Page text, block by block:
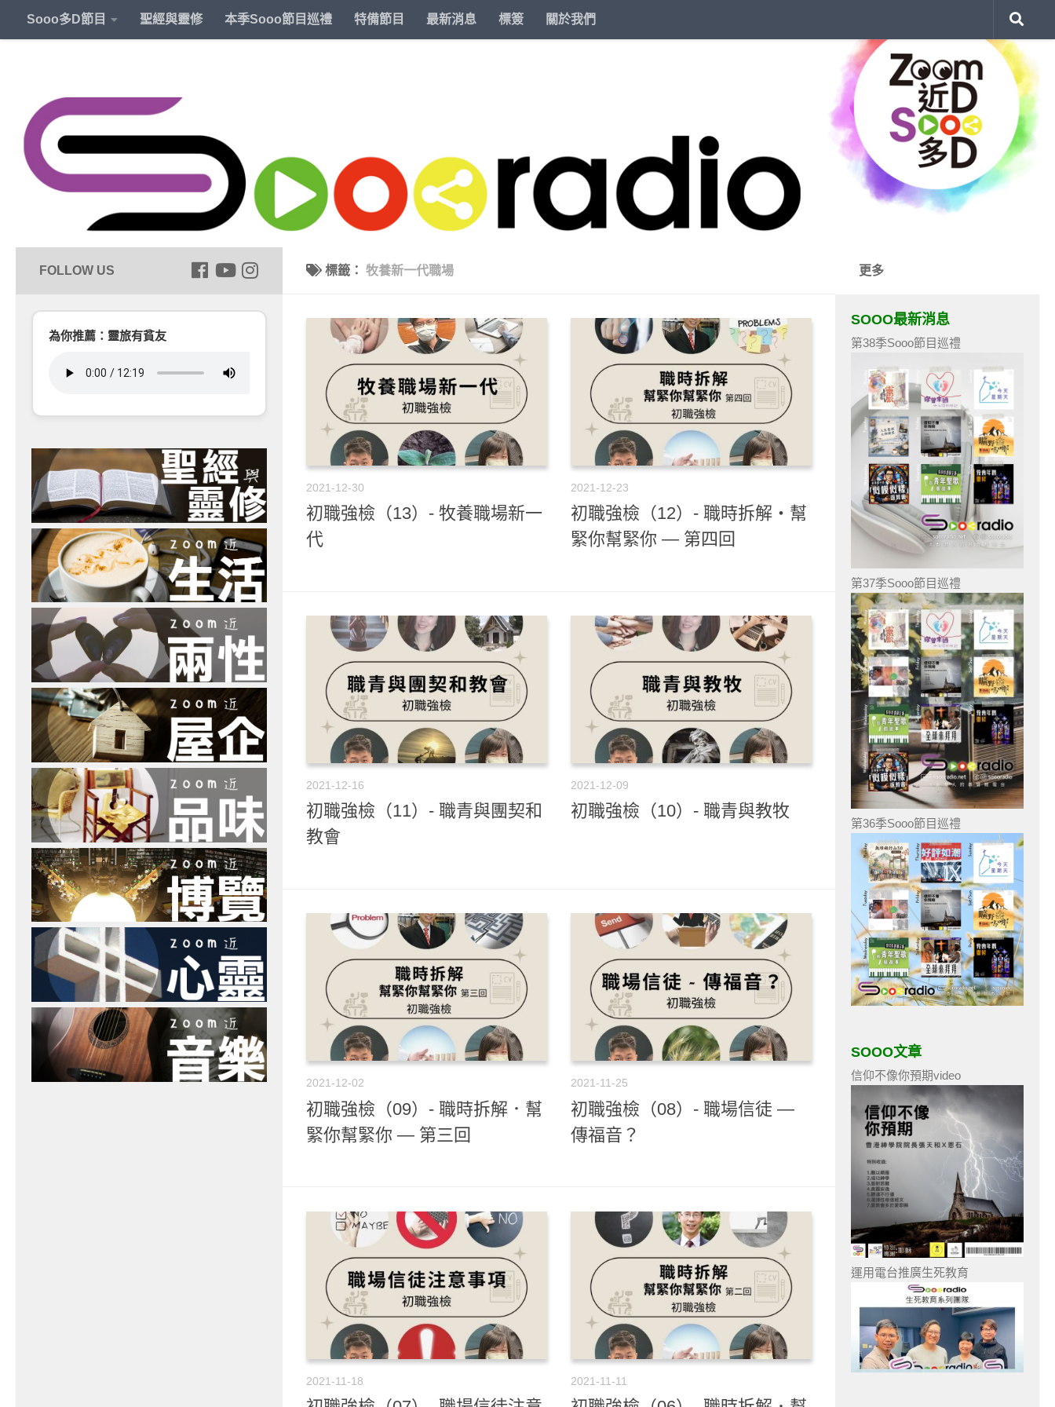
Sooo多D節目 聖經與靈修 本季Sooo節目巡禮 特備節目 最新消息 標簽 關於我們
標籤： 牧養新一代職場
2021-12-30
初職強檢（13）- 牧養職場新一
代
2021-12-23
初職強檢（12）- 職時拆解・幫
緊你幫緊你 — 第四回
2021-12-16
初職強檢（11）- 職青與團契和
教會
2021-12-09
初職強檢（10）- 職青與教牧
2021-12-02
初職強檢（09）- 職時拆解．幫
緊你幫緊你 — 第三回
2021-11-25
初職強檢（08）- 職場信徒 —
傳福音？
2021-11-18 2021-11-11
為你推薦：靈旅有貧友
更多
SOOO最新消息
第38季Sooo節目巡禮
第37季Sooo節目巡禮
第36季Sooo節目巡禮
SOOO文章
信仰不像你預期video
運用電台推廣生死教育